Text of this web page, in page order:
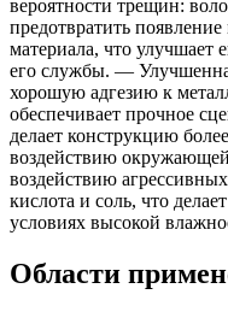
вероятности трещин:
предотвратить
материала, что улучшает
его службы. —
хорошую адгезию к
обеспечивает прочное
делает конструкцию
воздействию
воздействию
кислота и соль, что
условиях высокой
Области